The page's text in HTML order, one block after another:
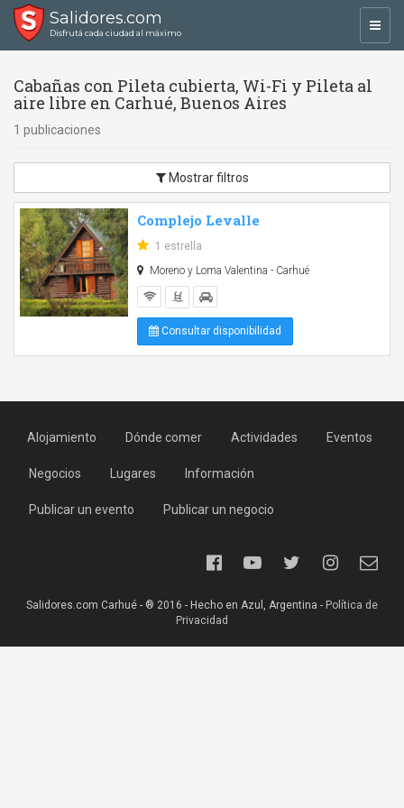
Salidores.com
Disfrutá cada ciudad al máximo
Cabañas con Pileta cubierta, Wi-Fi y Pileta al
aire libre en Carhué, Buenos Aires
1 publicaciones
Mostrar filtros
Complejo Levalle
1 estrella
Moreno y Loma Valentina - Carhué
Consultar disponibilidad
Alojamiento Dónde comer Actividades Eventos
Negocios Lugares Información
Publicar un evento Publicar un negocio
Salidores.com Carhué - ® 2016 - Hecho en Azul, Argentina - Política de
Privacidad